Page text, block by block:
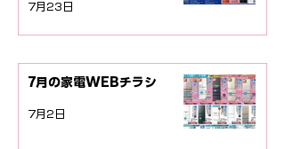
7月23日
7月の家電WEBチラシ
7月2日